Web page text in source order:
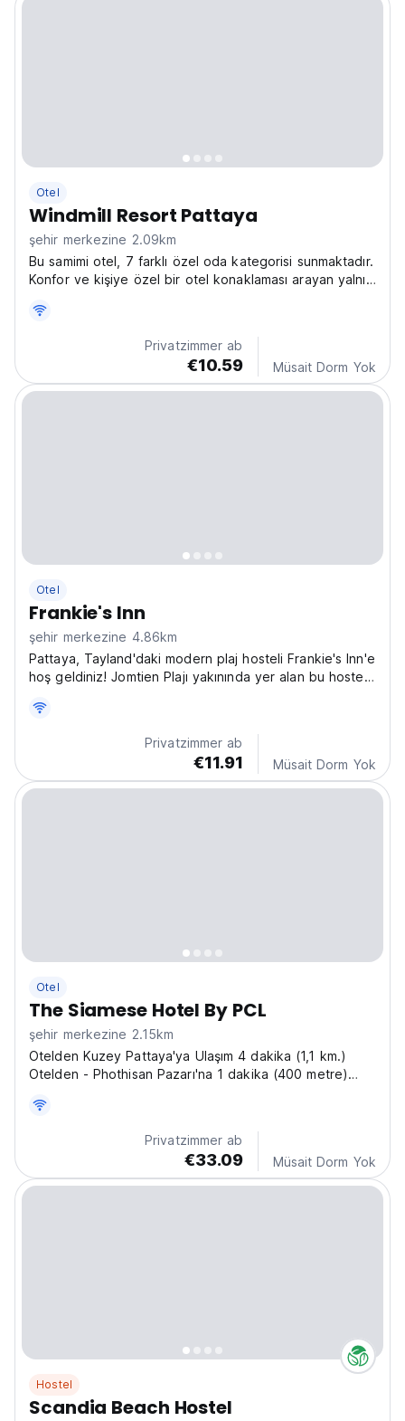
Otel
Windmill Resort Pattaya
şehir merkezine 2.09km
Bu samimi otel, 7 farklı özel oda kategorisi sunmaktadır.
Konfor ve kişiye özel bir otel konaklaması arayan yalnız
original language)
Privatzimmer ab
€10.59 Müsait Dorm Yok
Otel
Frankie's Inn
şehir merkezine 4.86km
Pattaya, Tayland'daki modern plaj hosteli Frankie's Inn'e
hoş geldiniz! Jomtien Plajı yakınında yer alan bu hostel,
konaklama isteyen yalnız gezginler için mükemmeldir.
Privatzimmer ab
€11.91 Müsait Dorm Yok
Otel
The Siamese Hotel By PCL
şehir merkezine 2.15km
Otelden Kuzey Pattaya'ya Ulaşım 4 dakika (1,1 km.)
Otelden - Phothisan Pazarı'na 1 dakika (400 metre)
Privatzimmer ab
€33.09 Müsait Dorm Yok
Hostel
Scandia Beach Hostel